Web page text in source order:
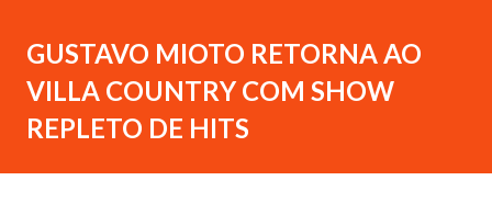
GUSTAVO MIOTO RETORNA AO
VILLA COUNTRY COM SHOW
REPLETO DE HITS